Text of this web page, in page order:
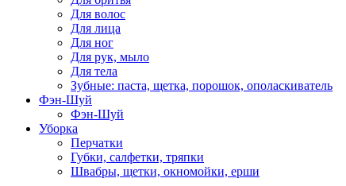
Для волос
Для лица
Для ног
Для рук, мыло
Для тела
Зубные: паста, щетка, порошок, ополаскиватель
Фэн-Шуй
Фэн-Шуй
Уборка
Перчатки
Губки, салфетки, тряпки
Швабры, щетки, окномойки, ерши